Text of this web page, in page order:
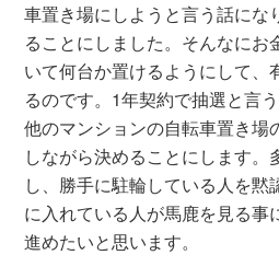
車置き場にしようと言う話にな
ることにしました。そんなにお
いて何台か置けるようにして、
るのです。1年契約で抽選と言
他のマンションの自転車置き場
しながら決めることにします。
し、勝手に駐輪している人を黙
に入れている人が馬鹿を見る事
進めたいと思います。